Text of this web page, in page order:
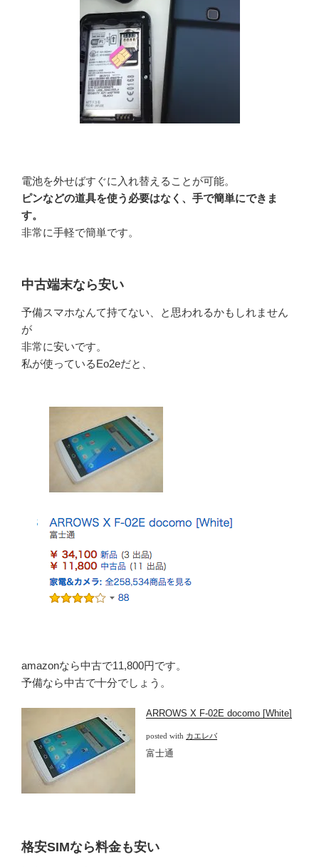
電池を外せばすぐに入れ替えることが可能。
ピンなどの道具を使う必要はなく、手で簡単にできま
す。
非常に手軽で簡単です。
中古端末なら安い
予備スマホなんて持てない、と思われるかもしれません
が
非常に安いです。
私が使っているEo2eだと、
amazonなら中古で11,800円です。
予備なら中古で十分でしょう。
ARROWS X F-02E docomo [White]
posted with カエレバ
富士通
格安SIMなら料金も安い